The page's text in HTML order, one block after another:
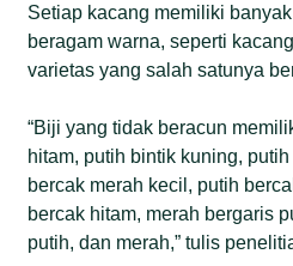
Setiap kacang memiliki
beragam warna, seperti
varietas yang salah satunya
“Biji yang tidak beracun
hitam, putih bintik kuning,
bercak merah kecil, putih
bercak hitam, merah bergaris
putih, dan merah,” tulis